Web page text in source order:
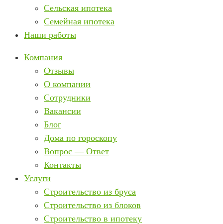
Сельская ипотека
Семейная ипотека
Наши работы
Компания
Отзывы
О компании
Сотрудники
Вакансии
Блог
Дома по гороскопу
Вопрос — Ответ
Контакты
Услуги
Строительство из бруса
Строительство из блоков
Строительство в ипотеку